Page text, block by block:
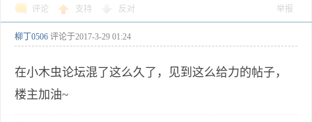
评论 支持 反对 举报
柳丁0506 评论于2017-3-29 01:24
在小木虫论坛混了这么久了，见到这么给力的帖子，
楼主加油~